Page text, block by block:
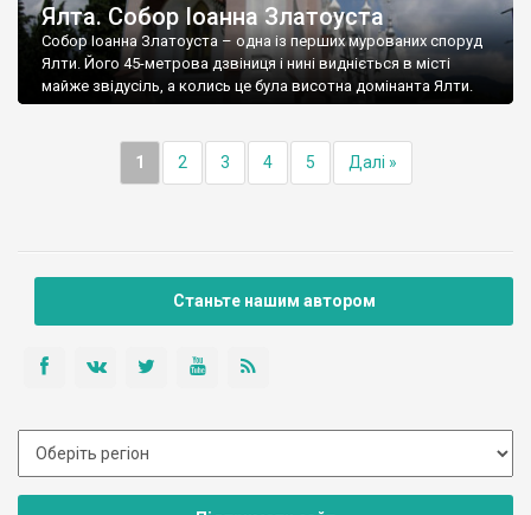
Ялта. Собор Іоанна Златоуста
Собор Іоанна Златоуста – одна із перших мурованих споруд
Ялти. Його 45-метрова дзвіниця і нині видніється в місті
майже звідусіль, а колись це була висотна домінанта Ялти.
1 2 3 4 5 Далі »
Станьте нашим автором